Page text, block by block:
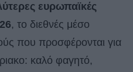
ευρωπαϊκές
, το διεθνές μέσο
που προσφέρονται για
καλό φαγητό,